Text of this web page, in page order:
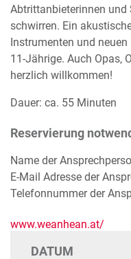
Abtrittanbieterinnen und
schwirren. Ein
Instrumenten und
11-Jährige. Auch Opas,
herzlich willkommen!
Dauer: ca. 55 Minuten
Reservierung
Name der
E-Mail Adresse der
Telefonnummer der
www.weanhean.at/
DATUM